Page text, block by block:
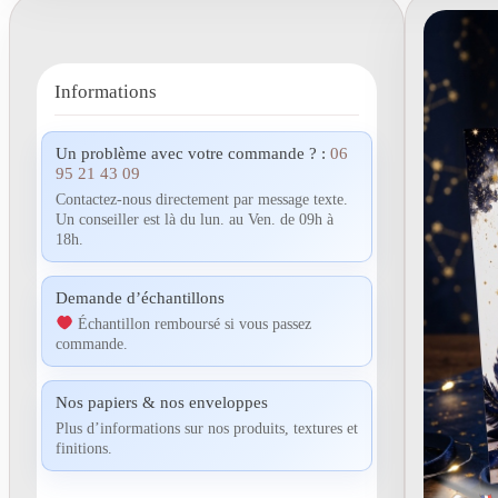
Informations
Un problème avec votre commande ? : 06
95 21 43 09
Contactez-nous directement par message texte.
Un conseiller est là du lun. au Ven. de 09h à
18h.
Demande d’échantillons
Échantillon remboursé si vous passez
commande.
Nos papiers & nos enveloppes
Plus d’informations sur nos produits, textures et
finitions.